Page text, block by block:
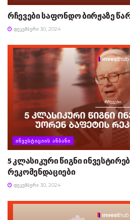
რჩევები საფონდო ბირჟაზე
ᲓᲔᲙᲔᲛᲑᲔᲠᲘ 30, 2024
ᲘᲜᲕᲔᲡᲢᲘᲪᲘᲘᲡ ᲐᲜᲑᲐᲜᲘ
5 კლასიკური წიგნი
რეკომენდაციები
ᲓᲔᲙᲔᲛᲑᲔᲠᲘ 30, 2024